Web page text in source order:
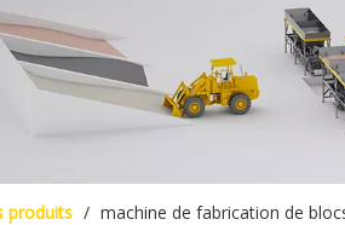
produits / machine de fabrication de